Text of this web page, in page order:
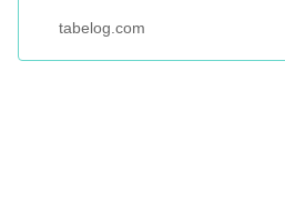
tabelog.com